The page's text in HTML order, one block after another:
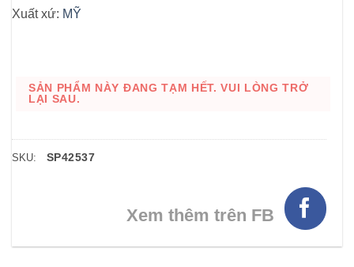
Xuất xứ: MỸ
SẢN PHẨM NÀY ĐANG TẠM HẾT. VUI LÒNG TRỞ
LẠI SAU.
SKU: SP42537
Xem thêm trên FB